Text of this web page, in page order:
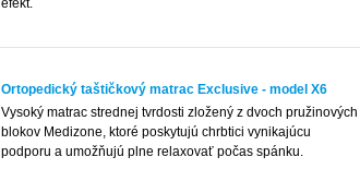
efekt.
Ortopedický taštičkový matrac Exclusive - model X6
Vysoký matrac strednej tvrdosti zložený z dvoch pružinových
blokov Medizone, ktoré poskytujú chrbtici vynikajúcu
podporu a umožňujú plne relaxovať počas spánku.